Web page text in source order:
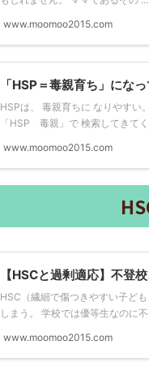
www.moomoo2015.com
「HSP＝毒親育ち」になっ
HSPは、 毒親育ちに なりやすい
「HSP 毒親」で 検索してきて
www.moomoo2015.com
【HSCと過剰適応】不登
HSC（繊細で傷つきやすい子ど
しまう。 学校では優等生なのに
www.moomoo2015.com